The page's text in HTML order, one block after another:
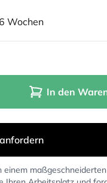
Wochen
In den
einem